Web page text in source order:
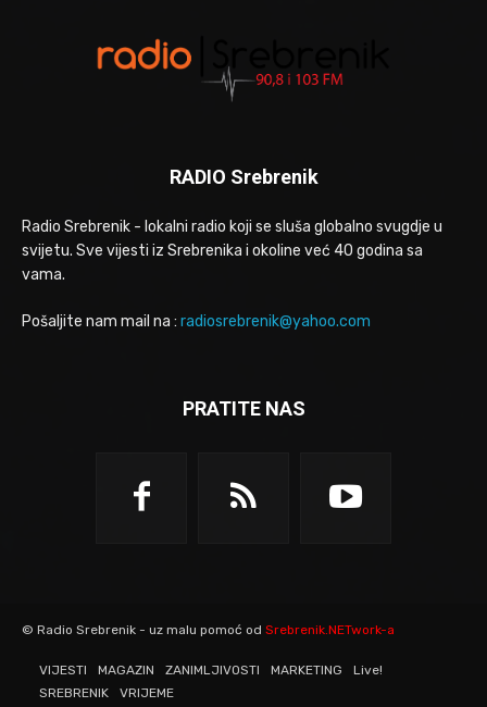
RADIO Srebrenik
Radio Srebrenik - lokalni radio koji se sluša globalno svugdje u
svijetu. Sve vijesti iz Srebrenika i okoline već 40 godina sa
vama.
Pošaljite nam mail na : radiosrebrenik@yahoo.com
PRATITE NAS
© Radio Srebrenik - uz malu pomoć od Srebrenik.NETwork-a
VIJESTI MAGAZIN ZANIMLJIVOSTI MARKETING
Live!
SREBRENIK
VRIJEME